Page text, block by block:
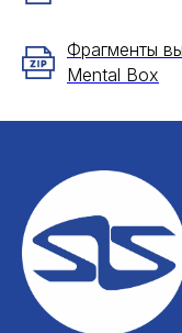
Фрагменты
Mental Box